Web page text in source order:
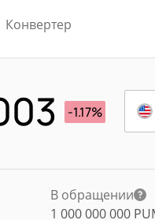
Конвертер
-1.17%
В обращении
1 000 000 000